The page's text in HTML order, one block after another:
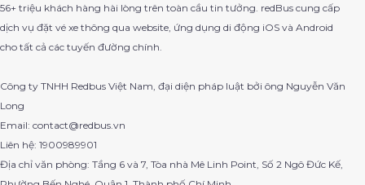
Bình Dương Đi Thành Phố Phan Thiết
Bến Xe Miền Đông Đi Quy Nhơn
Ninh Thuận Đi Hồ Chí Minh
Thủ Dầu Một Đi Gia Nghia Hai Ba Trung
56+ triệu khách hàng hài lòng trên toàn cầu tin tưởng. redBus cung cấp
dịch vụ đặt vé xe thông qua website, ứng dụng di động iOS và Android
cho tất cả các tuyến đường chính.
Công ty TNHH Redbus Việt Nam, đại diện pháp luật bởi ông Nguyễn Văn
Long
Email: contact@redbus.vn
Liên hệ: 1900989901
Địa chỉ văn phòng: Tầng 6 và 7, Tòa nhà Mê Linh Point, Số 2 Ngô Đức Kế,